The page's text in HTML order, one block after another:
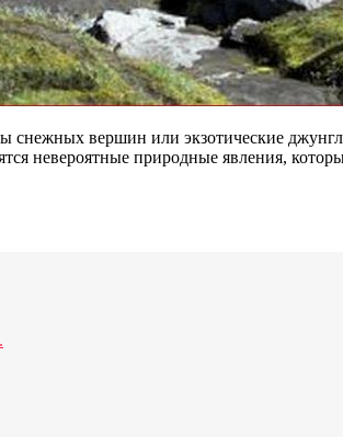
вершин или экзотические
невероятные природные явления,